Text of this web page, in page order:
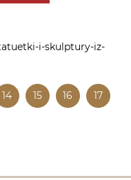
i-skulptury-iz-
14 15 16
17